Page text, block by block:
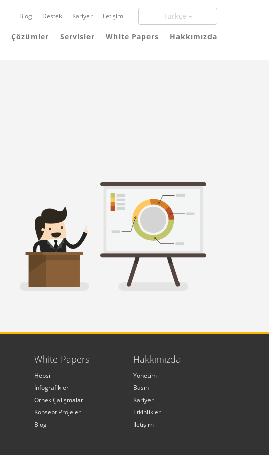
Türkçe
Blog Destek Kariyer İletişim
Çözümler Servisler White Papers Hakkımızda
White Papers
Hepsi
İnfografikler
Örnek Çalışmalar
Konsept Projeler
Blog
Hakkımızda
Yönetim
Basın
Kariyer
Etkinlikler
İletişim